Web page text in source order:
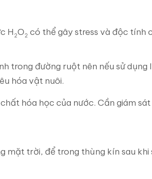
H 2O2 có thể gây stress và độc tính
trong đường ruột nên nếu sử dụng
hóa vật nuôi.
hóa học của nước. Cần giám
trời, để trong thùng kín sau khi